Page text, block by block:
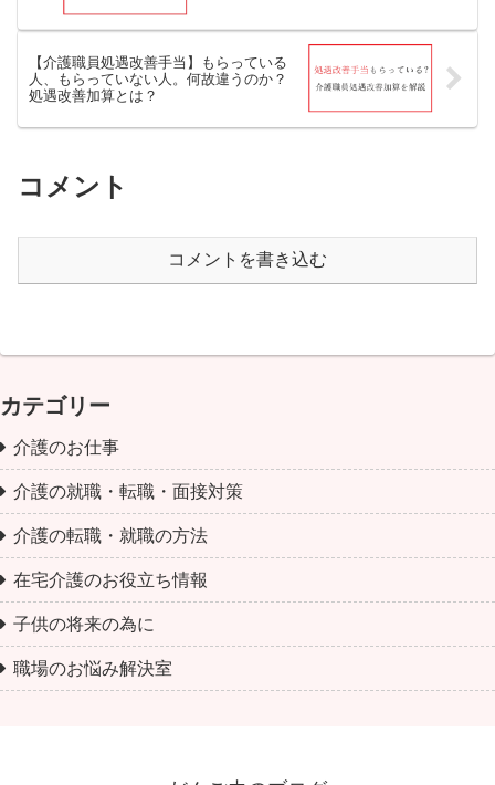
【介護職員処遇改善手当】もらっている
人、もらっていない人。何故違うのか？
処遇改善加算とは？
コメント
コメントを書き込む
カテゴリー
介護のお仕事
介護の就職・転職・面接対策
介護の転職・就職の方法
在宅介護のお役立ち情報
子供の将来の為に
職場のお悩み解決室